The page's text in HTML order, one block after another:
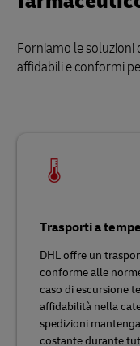
Forniamo le soluzioni
affidabili e conformi
Trasporti a
DHL offre un
conforme alle
caso di escursione
affidabilità nella
spedizioni
costante durante